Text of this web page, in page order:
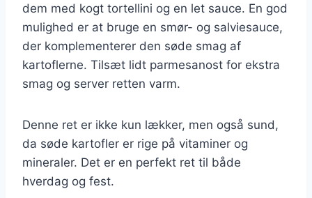
dem med kogt tortellini og en let sauce. En god
mulighed er at bruge en smør- og salviesauce,
der komplementerer den søde smag af
kartoflerne. Tilsæt lidt parmesanost for ekstra
smag og server retten varm.
Denne ret er ikke kun lækker, men også sund,
da søde kartofler er rige på vitaminer og
mineraler. Det er en perfekt ret til både
hverdag og fest.